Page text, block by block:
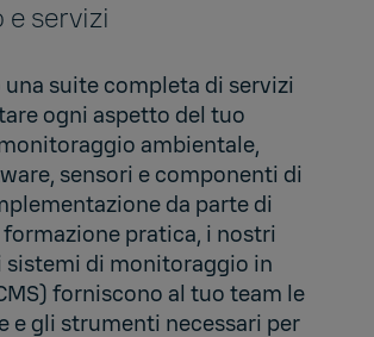
servizi
suite completa di servizi
ogni aspetto del tuo
ambientale,
sensori e componenti di
da parte di
pratica, i nostri
sistemi di monitoraggio in
forniscono al tuo team le
e gli strumenti necessari per